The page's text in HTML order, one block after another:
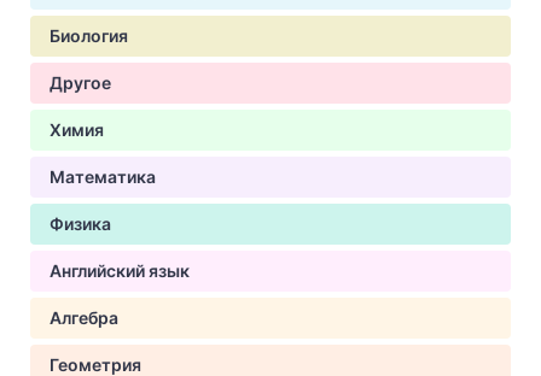
Биология
Другое
Химия
Математика
Физика
Английский язык
Алгебра
Геометрия